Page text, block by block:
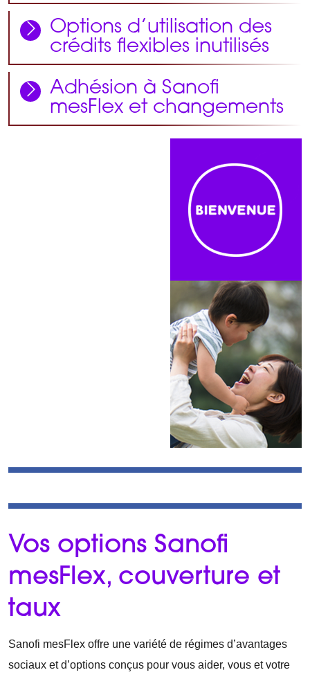
Options d’utilisation des
crédits flexibles inutilisés
Adhésion à Sanofi
mesFlex et changements
Vos options Sanofi
mesFlex, couverture et
taux
Sanofi mesFlex offre une variété de régimes d’avantages
sociaux et d’options conçus pour vous aider, vous et votre